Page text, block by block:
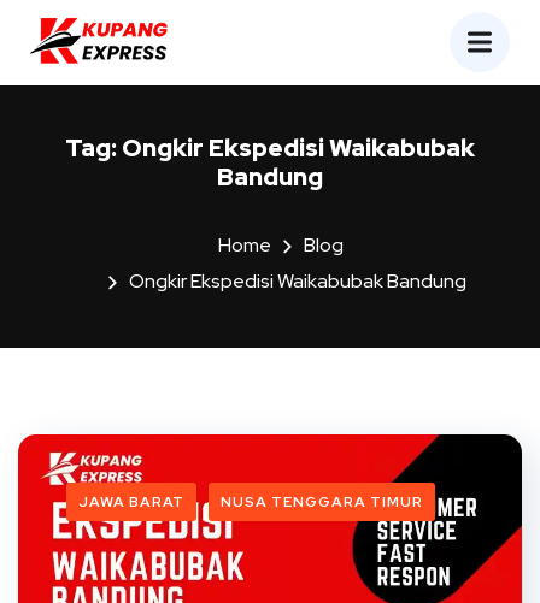
Tag: Ongkir Ekspedisi Waikabubak
Bandung
Home
Blog
Ongkir Ekspedisi Waikabubak Bandung
JAWA BARAT NUSA TENGGARA TIMUR